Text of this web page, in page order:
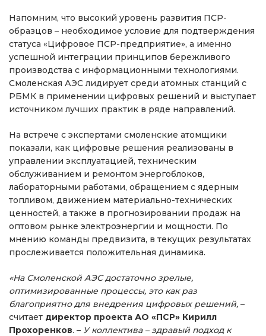
Напомним, что высокий уровень развития ПСР-
образцов – необходимое условие для подтверждения
статуса «Цифровое ПСР-предприятие», а именно
успешной интеграции принципов бережливого
производства с информационными технологиями.
Смоленская АЭС лидирует среди атомных станций с
РБМК в применении цифровых решений и выступает
источником лучших практик в ряде направлений.
На встрече с экспертами смоленские атомщики
показали, как цифровые решения реализованы в
управлении эксплуатацией, техническим
обслуживанием и ремонтом энергоблоков,
лабораторными работами, обращением с ядерным
топливом, движением материально-технических
ценностей, а также в прогнозировании продаж на
оптовом рынке электроэнергии и мощности. По
мнению команды предвизита, в текущих результатах
прослеживается положительная динамика.
«На Смоленской АЭС достаточно зрелые,
оптимизированные процессы, это как раз
благоприятно для внедрения цифровых решений, –
считает директор проекта АО «ПСР» Кирилл
Прохоренков. – У коллектива – здравый подход к